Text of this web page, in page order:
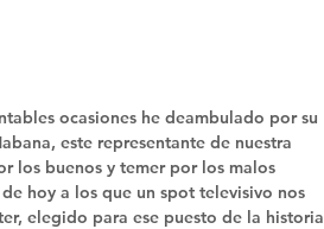
ocasiones he deambulado por su
este representante de nuestra
los buenos y temer por los malos
hoy a los que un spot televisivo nos
elegido para ese puesto de la historia